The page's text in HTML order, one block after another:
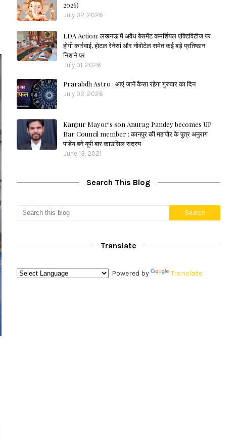
2026)
July 02, 2026
LDA Action: लखनऊ में अवैध बेसमेंट कमर्शियल एक्टिविटीज पर
होगी कार्रवाई, होटल रेनेसां और नोवोटेल समेत कई बड़े प्रतिष्ठान
निशाने पर
July 01, 2026
Prarabdh Astro : आएं जानें कैसा रहेगा गुरुवार का दिन
July 02, 2026
Kanpur Mayor's son Anurag Pandey becomes UP
Bar Council member : कानपुर की महापौर के पुत्र अनुराग
पांडेय बने यूपी बार काउंसिल सदस्य
June 13, 2021
Search This Blog
Translate
Powered by Translate